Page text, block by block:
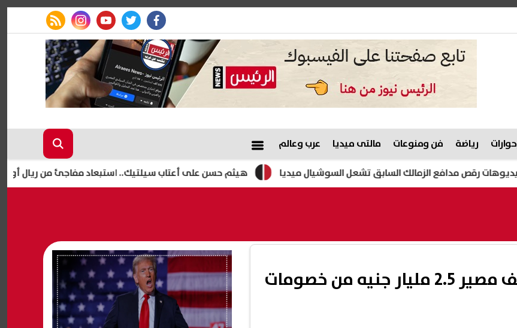
facebook
twitter
youtube
instagram
rss feed
رياضة فن ومنوعات مالتى ميديا عرب وعالم
هيثم حسن على أعتاب سيلتيك.. استبعاد مفاجئ من ريال أوفييدو يمهد مدافع الزمالك السابق تشعل السوشيال ميديا
النائب إيهاب منصور يطالب بكشف مصير 2.5 مليار جنيه من خصومات